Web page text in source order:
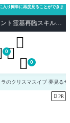
入り簡単に再度見ることができま
FGOまとめニュース速報・最新イベント攻略・ サーヴァント霊基再臨スキル性能評価まとめ Fate/Grand Order
0

 0
のクリスマスイブ 夢見る
 PR